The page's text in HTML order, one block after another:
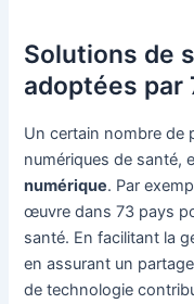
Solutions de
adoptées par
Un certain nombre de
numériques de santé,
numérique. Par
œuvre dans 73 pays
santé. En facilitant la
en assurant un
de technologie